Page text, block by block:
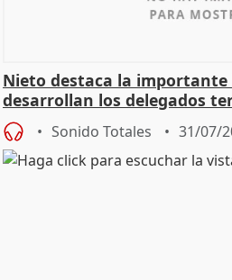
Nieto destaca la importante
desarrollan los delegados
Sonido Totales 31/07/